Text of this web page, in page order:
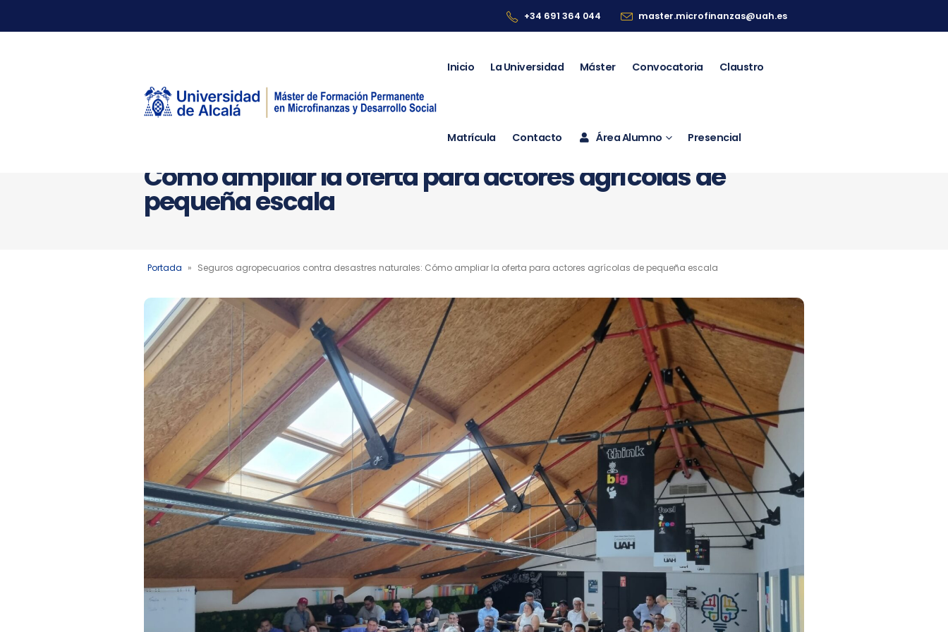
+34 691 364 044 master.microfinanzas@uah.es
Inicio La Universidad Máster Convocatoria Claustro
Matrícula Contacto Área Alumno Presencial
Seguros agropecuarios contra desastres naturales:
Cómo ampliar la oferta para actores agrícolas de
pequeña escala
Portada » Seguros agropecuarios contra desastres naturales: Cómo ampliar la oferta para actores agrícolas de pequeña escala